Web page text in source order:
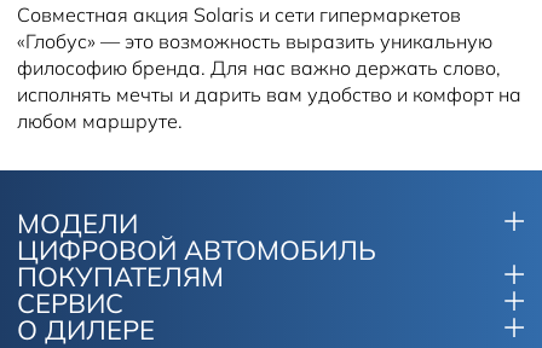
Совместная акция Solaris и сети гипермаркетов
«Глобус» — это возможность выразить уникальную
философию бренда. Для нас важно держать слово,
исполнять мечты и дарить вам удобство и комфорт на
любом маршруте.
МОДЕЛИ
ЦИФРОВОЙ АВТОМОБИЛЬ
ПОКУПАТЕЛЯМ
СЕРВИС
О ДИЛЕРЕ